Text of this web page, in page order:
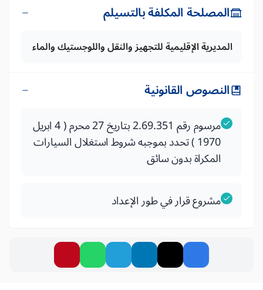
المصلحة المكلفة بالتسيلم
المديرية الإقليمية للتجهيز والنقل واللوجستيك والماء
النصوص القانونية
مرسوم رقم 2.69.351 بتاريخ 27 محرم ( 4 ابريل
1970 ) تحدد بموجبه شروط استغلال السيارات
المكراة بدون سائق
مشروع قرار في طور الإعداد